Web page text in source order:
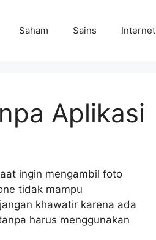
Saham Sains Internet
Aplikasi
ingin mengambil foto
tidak mampu
khawatir karena ada
harus menggunakan